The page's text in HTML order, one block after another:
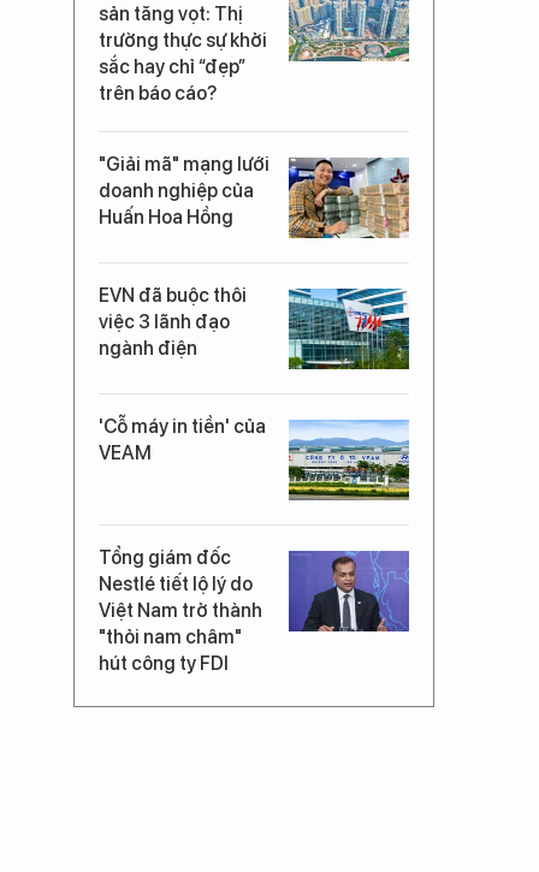
sản tăng vọt: Thị
trường thực sự khởi
sắc hay chỉ “đẹp”
trên báo cáo?
"Giải mã" mạng lưới
doanh nghiệp của
Huấn Hoa Hồng
EVN đã buộc thôi
việc 3 lãnh đạo
ngành điện
'Cỗ máy in tiền' của
VEAM
Tổng giám đốc
Nestlé tiết lộ lý do
Việt Nam trở thành
"thỏi nam châm"
hút công ty FDI